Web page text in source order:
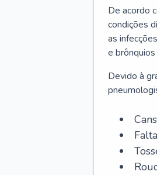
De acordo
condições
as
e
Devido à